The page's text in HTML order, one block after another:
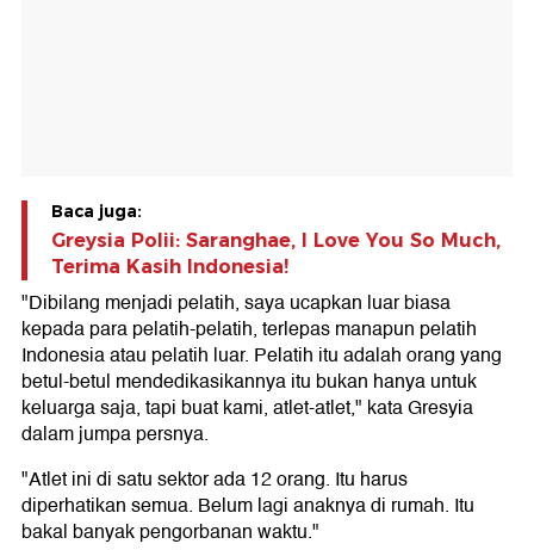
Baca juga:
Greysia Polii: Saranghae, I Love You So Much,
Terima Kasih Indonesia!
"Dibilang menjadi pelatih, saya ucapkan luar biasa
kepada para pelatih-pelatih, terlepas manapun pelatih
Indonesia atau pelatih luar. Pelatih itu adalah orang yang
betul-betul mendedikasikannya itu bukan hanya untuk
keluarga saja, tapi buat kami, atlet-atlet," kata Gresyia
dalam jumpa persnya.
"Atlet ini di satu sektor ada 12 orang. Itu harus
diperhatikan semua. Belum lagi anaknya di rumah. Itu
bakal banyak pengorbanan waktu."